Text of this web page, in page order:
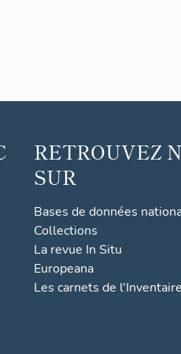
RETROUVEZ
SUR
Bases de données
Collections
La revue In Situ
Europeana
Les carnets de l'Inventaire